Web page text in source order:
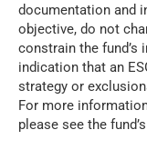
documentation and
objective, do not
constrain the fund’s
indication that an
strategy or
For more
please see the